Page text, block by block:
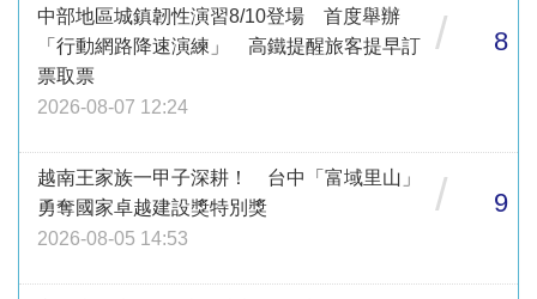
中部地區城鎮韌性演習8/10登場 首度舉辦
「行動網路降速演練」 高鐵提醒旅客提早訂
票取票
2026-08-07 12:24
/ 8
越南王家族一甲子深耕！ 台中「富域里山」
勇奪國家卓越建設獎特別獎
2026-08-05 14:53
/ 9